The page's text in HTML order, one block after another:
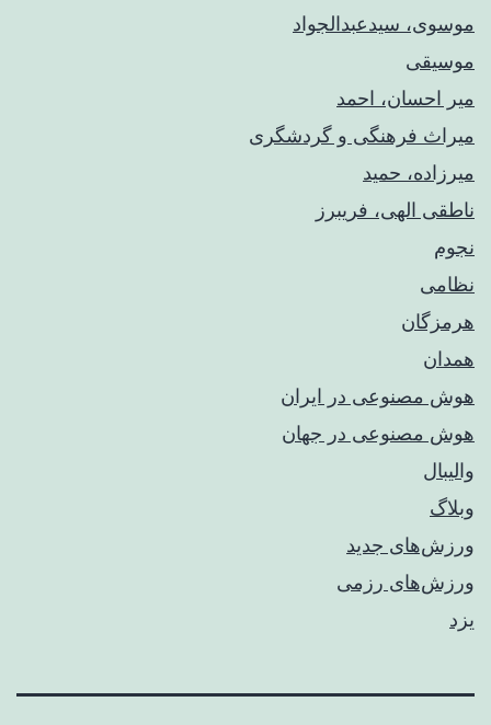
موسوی، سیدعبدالجواد
موسیقی
میر احسان، احمد
میراث فرهنگی و گردشگری
میرزاده، حمید
ناطقی الهی، فریبرز
نجوم
نظامی
هرمزگان
همدان
هوش مصنوعی در ایران
هوش مصنوعی در جهان
والیبال
وبلاگ
ورزش‌های جدید
ورزش‌های رزمی
یزد